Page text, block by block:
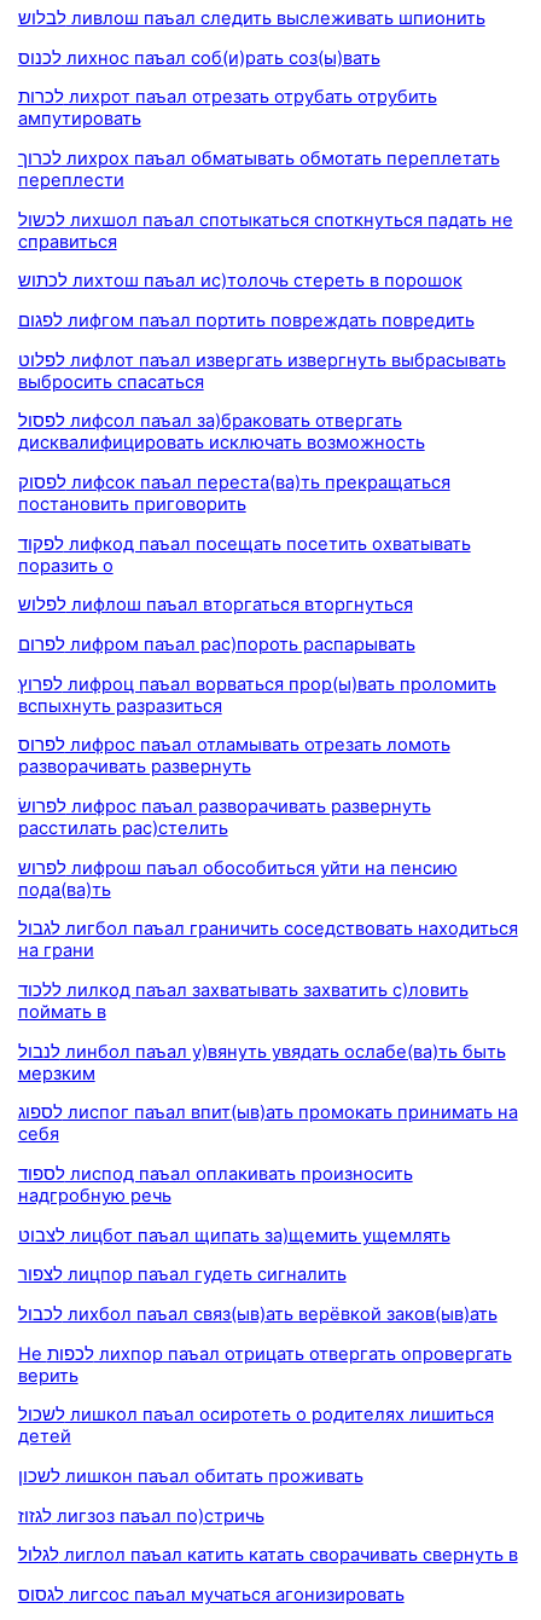
לבלוש ливлош паъал следить выслеживать шпионить
לכנוס лихнос паъал соб(и)рать соз(ы)вать
לכרות лихрот паъал отрезать отрубать отрубить
ампутировать
לכרוך лихрох паъал обматывать обмотать переплетать
переплести
לכשול лихшол паъал спотыкаться споткнуться падать не
справиться
לכתוש лихтош паъал ис)толочь стереть в порошок
לפגום лифгом паъал портить повреждать повредить
לפלוט лифлот паъал извергать извергнуть выбрасывать
выбросить спасаться
לפסול лифсол паъал за)браковать отвергать
дисквалифицировать исключать возможность
לפסוק лифсок паъал переста(ва)ть прекращаться
постановить приговорить
לפקוד лифкод паъал посещать посетить охватывать
поразить о
לפלוש лифлош паъал вторгаться вторгнуться
לפרום лифром паъал рас)пороть распарывать
לפרוץ лифроц паъал ворваться прор(ы)вать проломить
вспыхнуть разразиться
לפרוס лифрос паъал отламывать отрезать ломоть
разворачивать развернуть
לפרושׂ лифрос паъал разворачивать развернуть
расстилать рас)стелить
לפרוש лифрош паъал обособиться уйти на пенсию
пода(ва)ть
לגבול лигбол паъал граничить соседствовать находиться
на грани
ללכוד лилкод паъал захватывать захватить с)ловить
поймать в
לנבול линбол паъал у)вянуть увядать ослабе(ва)ть быть
мерзким
לספוג лиспог паъал впит(ыв)ать промокать принимать на
себя
לספוד лиспод паъал оплакивать произносить
надгробную речь
לצבוט лицбот паъал щипать за)щемить ущемлять
לצפור лицпор паъал гудеть сигналить
לכבול лихбол паъал связ(ыв)ать верёвкой заков(ыв)ать
Не לכפות лихпор паъал отрицать отвергать опровергать
верить
לשכול лишкол паъал осиротеть о родителях лишиться
детей
לשכון лишкон паъал обитать проживать
לגזוז лигзоз паъал по)стричь
לגלול лиглол паъал катить катать сворачивать свернуть в
לגסוס лигсос паъал мучаться агонизировать